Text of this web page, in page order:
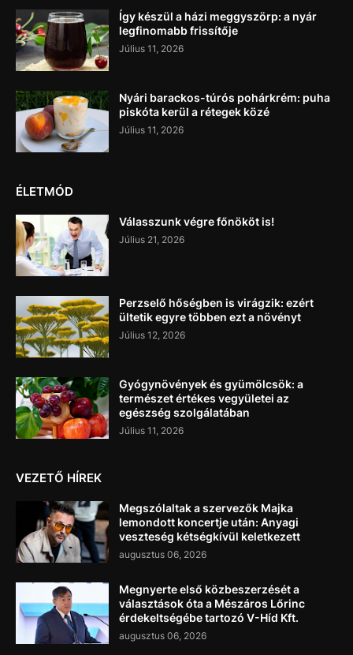
Így készül a házi meggyszörp: a nyár
legfinomabb frissítője
Július 11, 2026
Nyári barackos-túrós pohárkrém: puha
piskóta kerül a rétegek közé
Július 11, 2026
ÉLETMÓD
Válasszunk végre főnököt is!
Július 21, 2026
Perzselő hőségben is virágzik: ezért
ültetik egyre többen ezt a növényt
Július 12, 2026
Gyógynövények és gyümölcsök: a
természet értékes vegyületei az
egészség szolgálatában
Július 11, 2026
VEZETŐ HÍREK
Megszólaltak a szervezők Majka
lemondott koncertje után: Anyagi
veszteség kétségkívül keletkezett
augusztus 06, 2026
Megnyerte első közbeszerzését a
választások óta a Mészáros Lőrinc
érdekeltségébe tartozó V-Híd Kft.
augusztus 06, 2026